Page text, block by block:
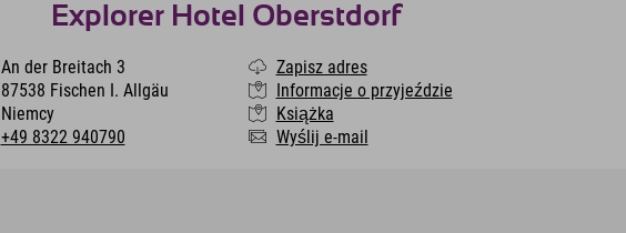
Explorer Hotel Oberstdorf
An der Breitach 3
87538 Fischen I. Allgäu
Niemcy
+49 8322 940790
Zapisz adres
Informacje o przyjeździe
Książka
Wyślij e-mail